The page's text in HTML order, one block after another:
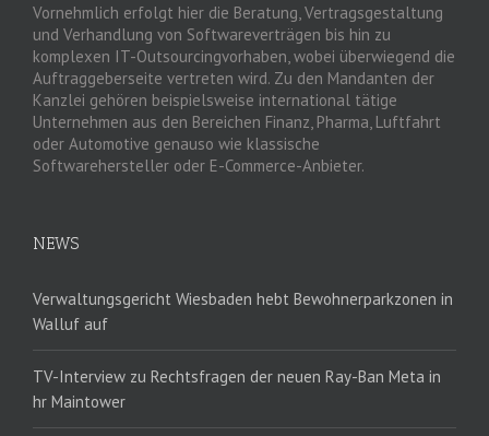
Vornehmlich erfolgt hier die Beratung, Vertragsgestaltung
und Verhandlung von Softwareverträgen bis hin zu
komplexen IT-Outsourcingvorhaben, wobei überwiegend die
Auftraggeberseite vertreten wird. Zu den Mandanten der
Kanzlei gehören beispielsweise international tätige
Unternehmen aus den Bereichen Finanz, Pharma, Luftfahrt
oder Automotive genauso wie klassische
Softwarehersteller oder E-Commerce-Anbieter.
NEWS
Verwaltungsgericht Wiesbaden hebt Bewohnerparkzonen in
Walluf auf
TV-Interview zu Rechtsfragen der neuen Ray-Ban Meta in
hr Maintower